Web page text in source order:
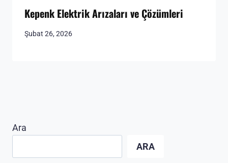
Kepenk Elektrik Arızaları ve Çözümleri
Şubat 26, 2026
Ara
ARA